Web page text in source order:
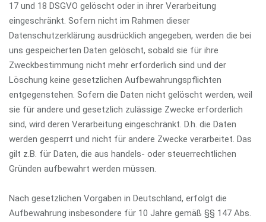
17 und 18 DSGVO gelöscht oder in ihrer Verarbeitung
eingeschränkt. Sofern nicht im Rahmen dieser
Datenschutzerklärung ausdrücklich angegeben, werden die bei
uns gespeicherten Daten gelöscht, sobald sie für ihre
Zweckbestimmung nicht mehr erforderlich sind und der
Löschung keine gesetzlichen Aufbewahrungspflichten
entgegenstehen. Sofern die Daten nicht gelöscht werden, weil
sie für andere und gesetzlich zulässige Zwecke erforderlich
sind, wird deren Verarbeitung eingeschränkt. D.h. die Daten
werden gesperrt und nicht für andere Zwecke verarbeitet. Das
gilt z.B. für Daten, die aus handels- oder steuerrechtlichen
Gründen aufbewahrt werden müssen.
Nach gesetzlichen Vorgaben in Deutschland, erfolgt die
Aufbewahrung insbesondere für 10 Jahre gemäß §§ 147 Abs.